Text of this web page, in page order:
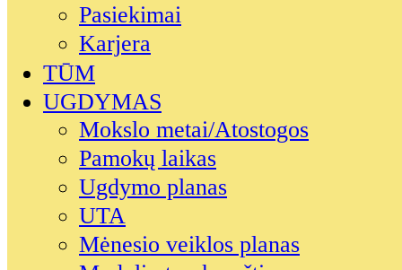
Pasiekimai
Karjera
TŪM
UGDYMAS
Mokslo metai/Atostogos
Pamokų laikas
Ugdymo planas
UTA
Mėnesio veiklos planas